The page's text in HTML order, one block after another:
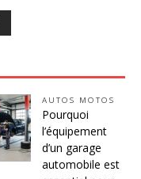
AUTOS MOTOS
Pourquoi
l’équipement
d’un garage
automobile est